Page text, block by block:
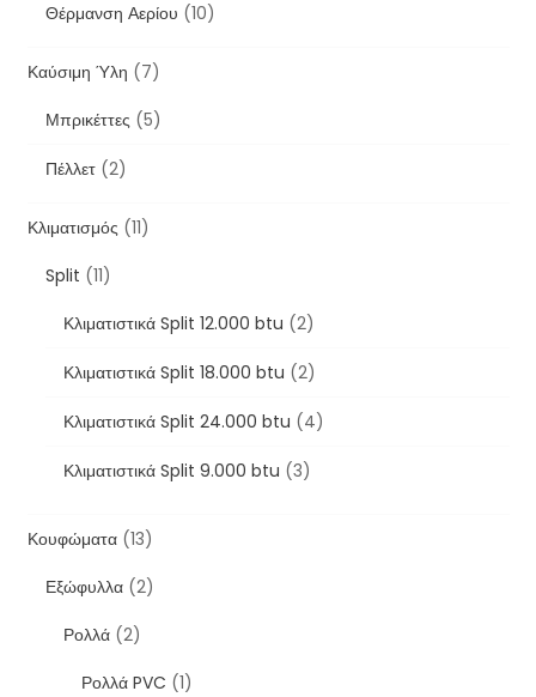
Θέρμανση Αερίου (10)
Καύσιμη Ύλη (7)
Μπρικέττες (5)
Πέλλετ (2)
Κλιματισμός (11)
Split (11)
Κλιματιστικά Split 12.000 btu (2)
Κλιματιστικά Split 18.000 btu (2)
Κλιματιστικά Split 24.000 btu (4)
Κλιματιστικά Split 9.000 btu (3)
Κουφώματα (13)
Εξώφυλλα (2)
Ρολλά (2)
Ρολλά PVC (1)